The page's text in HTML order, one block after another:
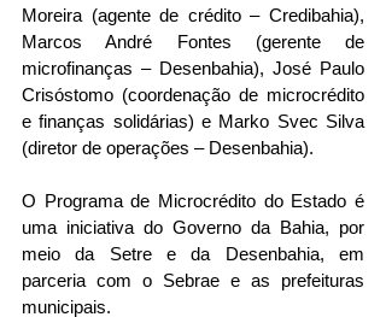
Moreira (agente de crédito – Credibahia),
Marcos André Fontes (gerente de
microfinanças – Desenbahia), José Paulo
Crisóstomo (coordenação de microcrédito
e finanças solidárias) e Marko Svec Silva
(diretor de operações – Desenbahia).
O Programa de Microcrédito do Estado é
uma iniciativa do Governo da Bahia, por
meio da Setre e da Desenbahia, em
parceria com o Sebrae e as prefeituras
municipais.